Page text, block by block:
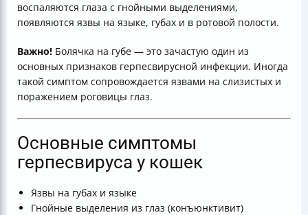
воспаляются глаза с гнойными выделениями,
появляются язвы на языке, губах и в ротовой полости.
Важно! Болячка на губе — это зачастую один из
основных признаков герпесвирусной инфекции. Иногда
такой симптом сопровождается язвами на слизистых и
поражением роговицы глаз.
Основные симптомы
герпесвируса у кошек
Язвы на губах и языке
Гнойные выделения из глаз (конъюнктивит)